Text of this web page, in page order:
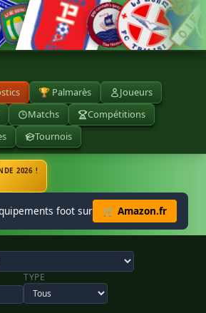
🏆 Palmarès
Joueurs
Matchs
Compétitions
Tournois
2026 !
foot sur 🛒 Amazon.fr
TYPE